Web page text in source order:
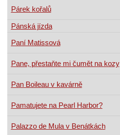
Párek kořalů
Pánská jízda
Paní Matissová
Pane, přestaňte mi čumět na kozy
Pan Boileau v kavárně
Pamatujete na Pearl Harbor?
Palazzo de Mula v Benátkách